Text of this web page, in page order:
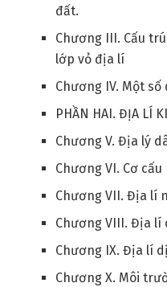
đất.
Chương III. Cấu
lớp vỏ địa lí
Chương IV. Một
PHẦN HAI. ĐỊA LÍ
Chương V. Địa lý
Chương VI. Cơ
Chương VII. Địa lí
Chương VIII. Địa lí
Chương IX. Địa lí
Chương X. Môi